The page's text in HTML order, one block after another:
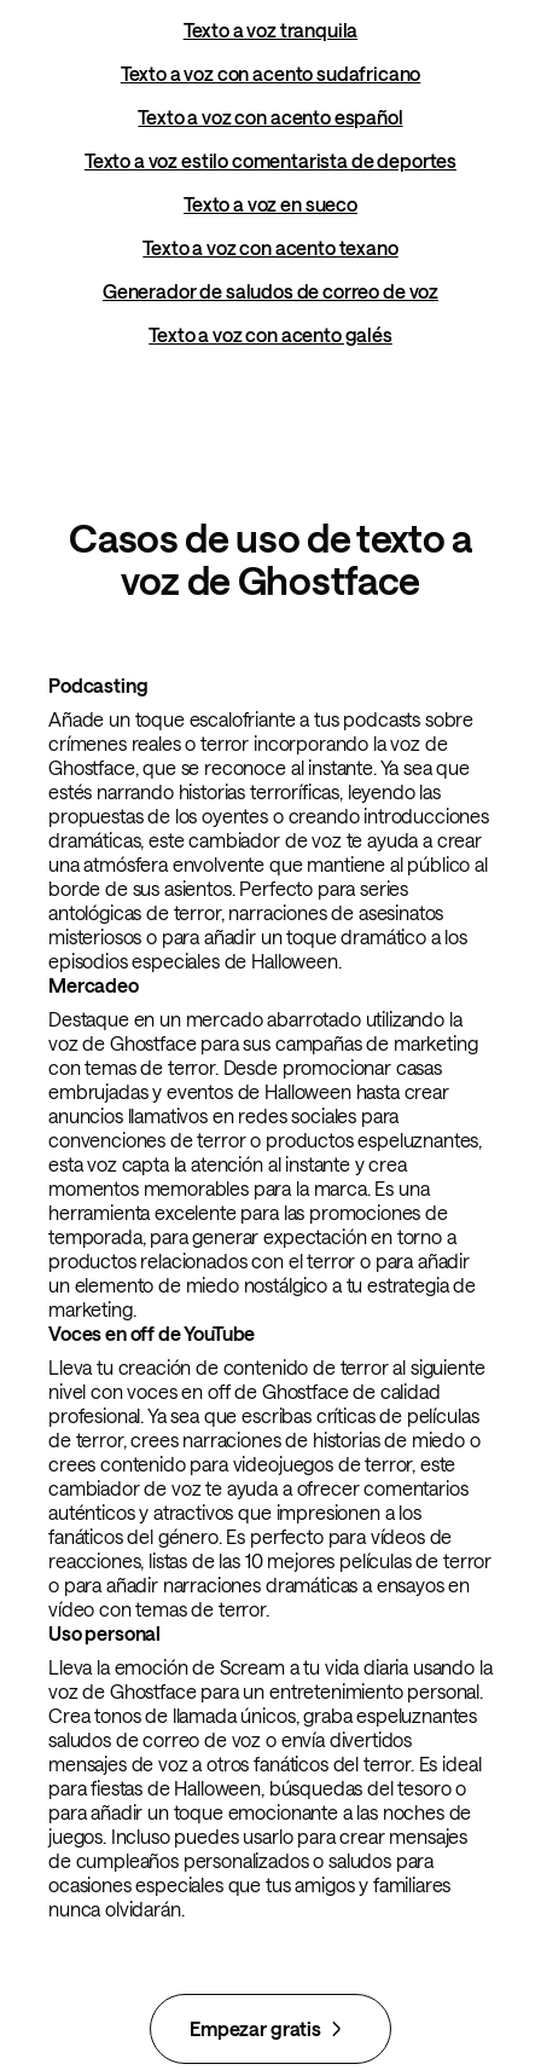
Texto a voz tranquila
Texto a voz con acento sudafricano
Texto a voz con acento español
Texto a voz estilo comentarista de deportes
Texto a voz en sueco
Texto a voz con acento texano
Generador de saludos de correo de voz
Texto a voz con acento galés
Casos de uso de texto a
voz de Ghostface
Podcasting
Añade un toque escalofriante a tus podcasts sobre
crímenes reales o terror incorporando la voz de
Ghostface, que se reconoce al instante. Ya sea que
estés narrando historias terroríficas, leyendo las
propuestas de los oyentes o creando introducciones
dramáticas, este cambiador de voz te ayuda a crear
una atmósfera envolvente que mantiene al público al
borde de sus asientos. Perfecto para series
antológicas de terror, narraciones de asesinatos
misteriosos o para añadir un toque dramático a los
episodios especiales de Halloween.
Mercadeo
Destaque en un mercado abarrotado utilizando la
voz de Ghostface para sus campañas de marketing
con temas de terror. Desde promocionar casas
embrujadas y eventos de Halloween hasta crear
anuncios llamativos en redes sociales para
convenciones de terror o productos espeluznantes,
esta voz capta la atención al instante y crea
momentos memorables para la marca. Es una
herramienta excelente para las promociones de
temporada, para generar expectación en torno a
productos relacionados con el terror o para añadir
un elemento de miedo nostálgico a tu estrategia de
marketing.
Voces en off de YouTube
Lleva tu creación de contenido de terror al siguiente
nivel con voces en off de Ghostface de calidad
profesional. Ya sea que escribas críticas de películas
de terror, crees narraciones de historias de miedo o
crees contenido para videojuegos de terror, este
cambiador de voz te ayuda a ofrecer comentarios
auténticos y atractivos que impresionen a los
fanáticos del género. Es perfecto para vídeos de
reacciones, listas de las 10 mejores películas de terror
o para añadir narraciones dramáticas a ensayos en
vídeo con temas de terror.
Uso personal
Lleva la emoción de Scream a tu vida diaria usando la
voz de Ghostface para un entretenimiento personal.
Crea tonos de llamada únicos, graba espeluznantes
saludos de correo de voz o envía divertidos
mensajes de voz a otros fanáticos del terror. Es ideal
para fiestas de Halloween, búsquedas del tesoro o
para añadir un toque emocionante a las noches de
juegos. Incluso puedes usarlo para crear mensajes
de cumpleaños personalizados o saludos para
ocasiones especiales que tus amigos y familiares
nunca olvidarán.
Empezar gratis